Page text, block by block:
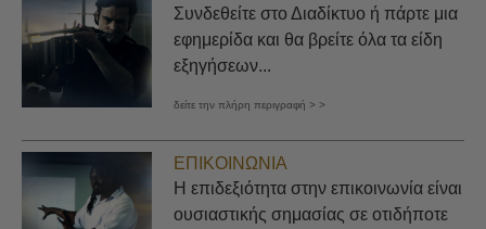
Συνδεθείτε στο Διαδίκτυο ή πάρτε μια
εφημερίδα και θα βρείτε όλα τα είδη
εξηγήσεων...
δείτε την πλήρη περιγραφή > >
ΕΠΙΚΟΙΝΩΝΊΑ
Η επιδεξιότητα στην επικοινωνία είναι
ουσιαστικής σημασίας σε οτιδήποτε